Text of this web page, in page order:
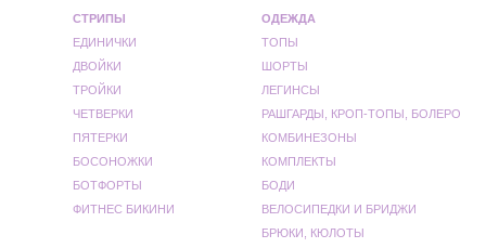
СТРИПЫ
ЕДИНИЧКИ
ДВОЙКИ
ТРОЙКИ
ЧЕТВЕРКИ
ПЯТЕРКИ
БОСОНОЖКИ
БОТФОРТЫ
ФИТНЕС БИКИНИ
ОДЕЖДА
ТОПЫ
ШОРТЫ
ЛЕГИНСЫ
РАШГАРДЫ, КРОП-ТОПЫ, БОЛЕРО
КОМБИНЕЗОНЫ
КОМПЛЕКТЫ
БОДИ
ВЕЛОСИПЕДКИ И БРИДЖИ
БРЮКИ, КЮЛОТЫ